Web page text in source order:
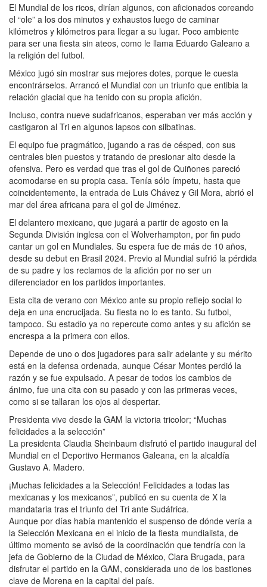
El Mundial de los ricos, dirían algunos, con aficionados coreando
el “ole” a los dos minutos y exhaustos luego de caminar
kilómetros y kilómetros para llegar a su lugar. Poco ambiente
para ser una fiesta sin ateos, como le llama Eduardo Galeano a
la religión del futbol.
México jugó sin mostrar sus mejores dotes, porque le cuesta
encontrárselos. Arrancó el Mundial con un triunfo que entibia la
relación glacial que ha tenido con su propia afición.
Incluso, contra nueve sudafricanos, esperaban ver más acción y
castigaron al Tri en algunos lapsos con silbatinas.
El equipo fue pragmático, jugando a ras de césped, con sus
centrales bien puestos y tratando de presionar alto desde la
ofensiva. Pero es verdad que tras el gol de Quiñones pareció
acomodarse en su propia casa. Tenía sólo ímpetu, hasta que
coincidentemente, la entrada de Luis Chávez y Gil Mora, abrió el
mar del área africana para el gol de Jiménez.
El delantero mexicano, que jugará a partir de agosto en la
Segunda División inglesa con el Wolverhampton, por fin pudo
cantar un gol en Mundiales. Su espera fue de más de 10 años,
desde su debut en Brasil 2024. Previo al Mundial sufrió la pérdida
de su padre y los reclamos de la afición por no ser un
diferenciador en los partidos importantes.
Esta cita de verano con México ante su propio reflejo social lo
deja en una encrucijada. Su fiesta no lo es tanto. Su futbol,
tampoco. Su estadio ya no repercute como antes y su afición se
encrespa a la primera con ellos.
Depende de uno o dos jugadores para salir adelante y su mérito
está en la defensa ordenada, aunque César Montes perdió la
razón y se fue expulsado. A pesar de todos los cambios de
ánimo, fue una cita con su pasado y con las primeras veces,
como si se tallaran los ojos al despertar.
Presidenta vive desde la GAM la victoria tricolor; “Muchas
felicidades a la selección”
La presidenta Claudia Sheinbaum disfrutó el partido inaugural del
Mundial en el Deportivo Hermanos Galeana, en la alcaldía
Gustavo A. Madero.
¡Muchas felicidades a la Selección! Felicidades a todas las
mexicanas y los mexicanos”, publicó en su cuenta de X la
mandataria tras el triunfo del Tri ante Sudáfrica.
Aunque por días había mantenido el suspenso de dónde vería a
la Selección Mexicana en el inicio de la fiesta mundialista, de
último momento se avisó de la coordinación que tendría con la
jefa de Gobierno de la Ciudad de México, Clara Brugada, para
disfrutar el partido en la GAM, considerada uno de los bastiones
clave de Morena en la capital del país.